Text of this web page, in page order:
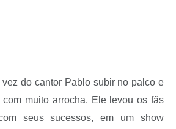
do cantor Pablo subir no palco e
muito arrocha. Ele levou os fãs
seus sucessos, em um show